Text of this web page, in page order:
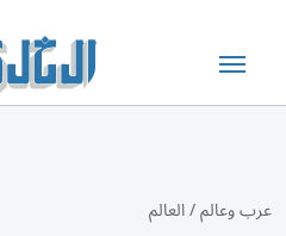
عرب وعالم/العالم